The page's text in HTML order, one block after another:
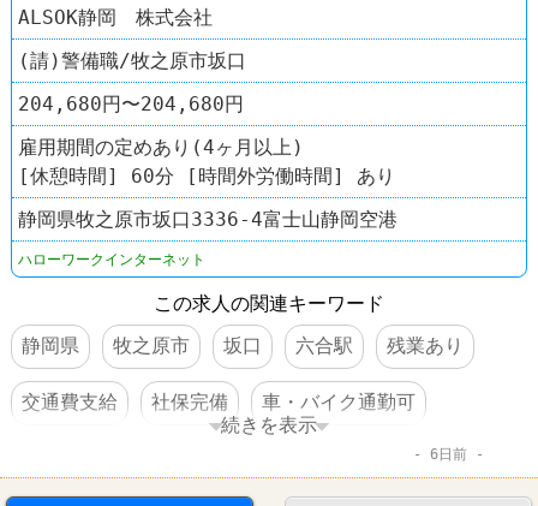
ALSOK静岡 株式会社
(請)警備職/牧之原市坂口
204,680円〜204,680円
雇用期間の定めあり(4ヶ月以上)
[休憩時間] 60分 [時間外労働時間] あり
静岡県牧之原市坂口3336-4富士山静岡空港
ハローワークインターネット
この求人の関連キーワード
静岡県
牧之原市 坂口 六合駅 残業あり
交通費支給 社保完備 車・バイク通勤可
続きを表示
6日前